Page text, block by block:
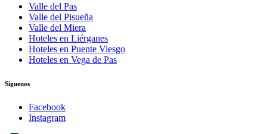
Valle del Pas
Valle del Pisueña
Valle del Miera
Hoteles en Liérganes
Hoteles en Puente Viesgo
Hoteles en Vega de Pas
Síguenos
Facebook
Instagram